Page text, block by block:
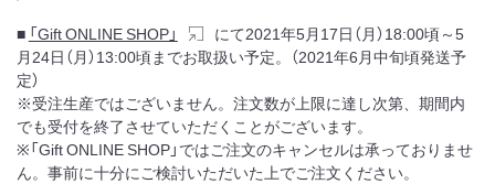
■ 「Gift ONLINE SHOP」
にて2021年5月17日（月）18:00頃～5
月24日（月）13:00頃までお取扱い予定。（2021年6月中旬頃発送予
定）
※受注生産ではございません。注文数が上限に達し次第、期間内
でも受付を終了させていただくことがございます。
※「Gift ONLINE SHOP」ではご注文のキャンセルは承っておりませ
ん。事前に十分にご検討いただいた上でご注文ください。